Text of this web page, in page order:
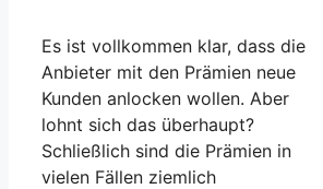
Es ist vollkommen klar, dass die
Anbieter mit den Prämien neue
Kunden anlocken wollen. Aber
lohnt sich das überhaupt?
Schließlich sind die Prämien in
vielen Fällen ziemlich